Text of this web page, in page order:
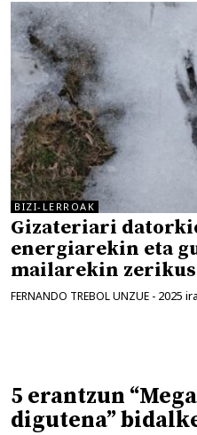
BIZI-LERROAK
Gizateriari
energiarekin eta
mailarekin
FERNANDO TREBOL UNZUE - 2025
5 erantzun
digutena”